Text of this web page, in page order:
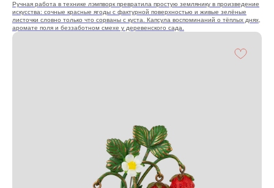
Ручная работа в технике лэмпворк превратила простую землянику в произведение
искусства: сочные красные ягоды с фактурной поверхностью и живые зелёные
листочки словно только что сорваны с куста. Капсула воспоминаний о тёплых днях,
аромате поля и беззаботном смехе у деревенского сада.